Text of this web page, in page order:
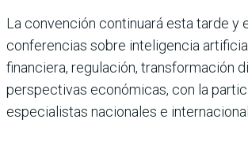
La convención continuará esta tarde y
conferencias sobre inteligencia
financiera, regulación, transformación
perspectivas económicas, con la
especialistas nacionales e